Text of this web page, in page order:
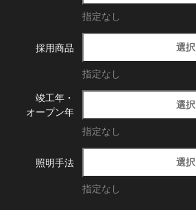
指定なし
採用商品 選択
指定なし
竣工年・
オープン年
選択
指定なし
照明手法 選択
指定なし